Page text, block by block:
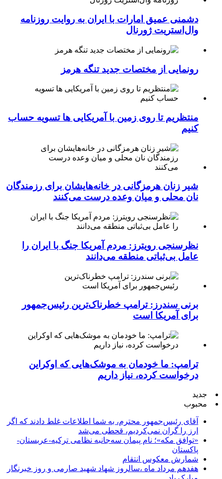
دشمنی عمیق امارات با ایران به روایت روزنامه
وال‌استریت ژورنال
رونمایی از مختصات جدید تنگه هرمز
منتظریم تا روی زمین با آمریکایی ها تسویه حساب
کنیم
شیر زنان هرمزگانی در خانه‌هایشان برای رزمندگان
نان محلی و میان وعده درست می‌کنند
نظرسنجی رویترز: مردم آمریکا جنگ با ایران را
عامل بی‌ثباتی منطقه می‌دانند
برنی سندرز: ترامپ خطرناک‌ترین رئیس‌جمهور
برای آمریکا است
ترامپ: ما خودمان به موشک‌هایی که اوکراین
درخواست کرده، نیاز داریم
جدید
محبوب
آقای رئیس‌جمهور محترم، به شما اطلاعات غلط دادند که اگر
ارز را گران نمی‌کردیم، قحطی می‌شد
«توافق مکه»؛ نام پیمان سه‌جانبه نظامی ترکیه-عربستان-
پاکستان
شمارش معکوس انتقام
هفدهم مرداد ماه ،سالروز شهاد شهید صارمی و روز خبرنگار